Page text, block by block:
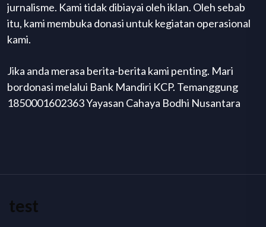
jurnalisme. Kami tidak dibiayai oleh iklan. Oleh sebab
itu, kami membuka donasi untuk kegiatan operasional
kami.
Jika anda merasa berita-berita kami penting. Mari
bordonasi melalui Bank Mandiri KCP. Temanggung
1850001602363 Yayasan Cahaya Bodhi Nusantara
test